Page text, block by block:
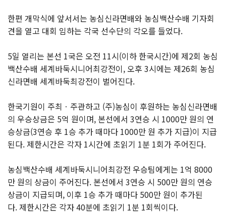
한편 개막식에 앞서서는 농심신라면배와 농심백산수배 기자회
견을 열고 대회 임하는 각국 선수단의 각오를 들었다.
5일 열리는 본선 1국은 오전 11시(이하 한국시간)에 제2회 농심
백산수배 세계바둑시니어최강전이, 오후 3시에는 제26회 농심
신라면배 세계바둑최강전이 벌어진다.
한국기원이 주최ㆍ주관하고 (주)농심이 후원하는 농심신라면배
의 우승상금은 5억 원이며, 본선에서 3연승 시 1000만 원의 연
승상금(3연승 후 1승 추가 때마다 1000만 원 추가 지급)이 지급
된다. 제한시간은 각자 1시간에 초읽기 1분 1회가 주어진다.
농심백산수배 세계바둑시니어최강전 우승팀에게는 1억 8000
만 원의 상금이 주어진다. 본선에서 3연승 시 500만 원의 연승
상금이 지급되며, 이후 1승 추가 때마다 500만 원이 추가된
다. 제한시간은 각자 40분에 초읽기 1분 1회씩이다.